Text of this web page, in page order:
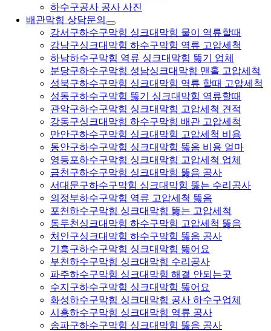
하수구공사 공사 사진
배관막힘 상담문의
강서구하수구막힘 싱크대막힘 물이 역류할때
강남구싱크대막힘 하수구막힘 역류 고압세척
하남하수구막힘 역류 싱크대막힘 뚫기 업체
분당구하수구막힘 성남싱크대막힘 맨홀 고압세척
성북구하수구막힘 싱크대막힘 역류 할때 고압세척
성동구하수구막힘 뚫기 싱크대막힘 역류할때
관악구하수구막힘 싱크대막힘 고압세척 견적
강동구싱크대막힘 하수구막힘 배관 고압세척
만안구하수구막힘 싱크대막힘 고압세척 비용
동안구하수구막힘 싱크대막힘 뚫음 비용 얼마
영등포하수구막힘 싱크대막힘 고압세척 업체
금천구하수구막힘 싱크대막힘 뚫음 공사
서대문구하수구막힘 싱크대막힘 뚫는 수리공사
의정부하수구막힘 역류 고압세척 뚫음
포천하수구막힘 싱크대막힘 뚫는 고압세척
동두천싱크대막힘 하수구막힘 고압세척 뚫음
처인구싱크대막힘 하수구막힘 뚫음 공사
기흥구하수구막힘 싱크대막힘 뚫어요
부천하수구막힘 싱크대막힘 수리공사
파주하수구막힘 싱크대막힘 해결 안되는곳
수지구하수구막힘 싱크대막힘 뚫어요
화성하수구막힘 싱크대막힘 공사 하수구업체
시흥하수구막힘 싱크대막힘 역류 공사
송파구하수구막힘 싱크대막힘 뚫음 공사